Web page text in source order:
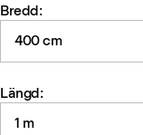
Bredd:
400 cm
Längd:
1 m